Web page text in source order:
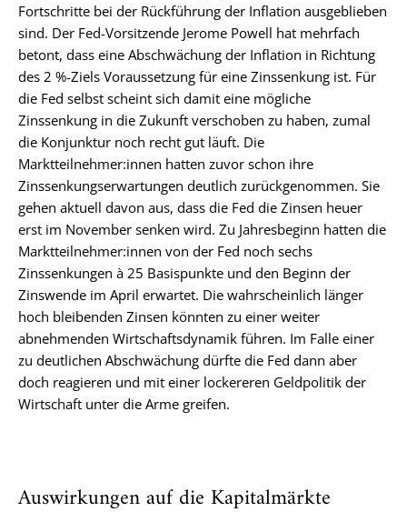
Fortschritte bei der Rückführung der Inflation ausgeblieben
sind. Der Fed-Vorsitzende Jerome Powell hat mehrfach
betont, dass eine Abschwächung der Inflation in Richtung
des 2 %-Ziels Voraussetzung für eine Zinssenkung ist. Für
die Fed selbst scheint sich damit eine mögliche
Zinssenkung in die Zukunft verschoben zu haben, zumal
die Konjunktur noch recht gut läuft. Die
Marktteilnehmer:innen hatten zuvor schon ihre
Zinssenkungserwartungen deutlich zurückgenommen. Sie
gehen aktuell davon aus, dass die Fed die Zinsen heuer
erst im November senken wird. Zu Jahresbeginn hatten die
Marktteilnehmer:innen von der Fed noch sechs
Zinssenkungen à 25 Basispunkte und den Beginn der
Zinswende im April erwartet. Die wahrscheinlich länger
hoch bleibenden Zinsen könnten zu einer weiter
abnehmenden Wirtschaftsdynamik führen. Im Falle einer
zu deutlichen Abschwächung dürfte die Fed dann aber
doch reagieren und mit einer lockereren Geldpolitik der
Wirtschaft unter die Arme greifen.
Auswirkungen auf die Kapitalmärkte